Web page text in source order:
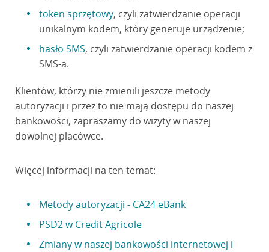
token sprzętowy, czyli zatwierdzanie operacji
unikalnym kodem, który generuje urządzenie;
hasło SMS, czyli zatwierdzanie operacji kodem z
SMS-a.
Klientów, którzy nie zmienili jeszcze metody
autoryzacji i przez to nie mają dostępu do naszej
bankowości, zapraszamy do wizyty w naszej
dowolnej placówce.
Więcej informacji na ten temat:
Metody autoryzacji - CA24 eBank
PSD2 w Credit Agricole
Zmiany w naszej bankowości internetowej i